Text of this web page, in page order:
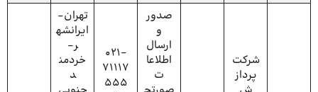
شرکت
پرداز
صدور
و
ارسال
اطلاعا
ت
021-
71117
555
تهران-
ایرانشه
ر-
خردمن
د